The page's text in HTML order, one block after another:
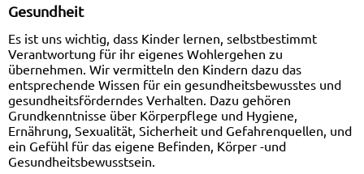
Gesundheit
Es ist uns wichtig, dass Kinder lernen, selbstbestimmt
Verantwortung für ihr eigenes Wohlergehen zu
übernehmen. Wir vermitteln den Kindern dazu das
entsprechende Wissen für ein gesundheitsbewusstes und
gesundheitsförderndes Verhalten. Dazu gehören
Grundkenntnisse über Körperpflege und Hygiene,
Ernährung, Sexualität, Sicherheit und Gefahrenquellen, und
ein Gefühl für das eigene Befinden, Körper -und
Gesundheitsbewusstsein.